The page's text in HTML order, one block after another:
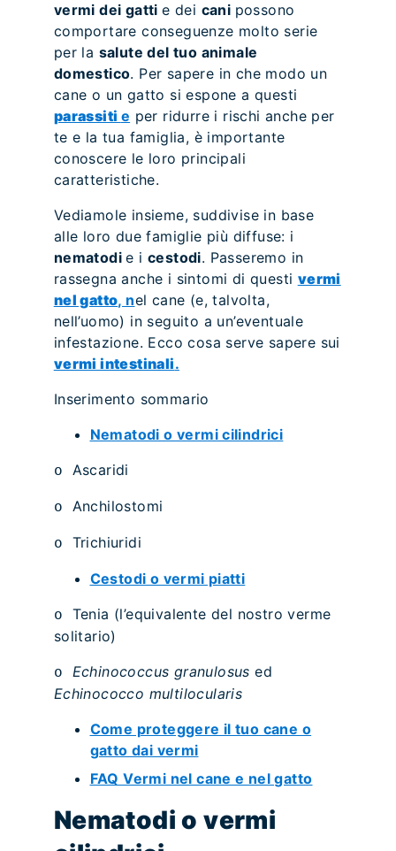
vermi dei gattie dei cani possono
comportare conseguenze molto serie
per la salute del tuo animale
domestico. Per sapere in che modo un
cane o un gatto si espone a questi
parassiti e per ridurre i rischi anche per
te e la tua famiglia, è importante
conoscere le loro principali
caratteristiche.
Vediamole insieme, suddivise in base
alle loro due famiglie più diffuse: i
nematodie i cestodi. Passeremo in
rassegna anche i sintomi di questi vermi
nel gatto, nel cane (e, talvolta,
nell’uomo) in seguito a un’eventuale
infestazione. Ecco cosa serve sapere sui
vermi intestinali.
Inserimento sommario
Nematodi o vermi cilindrici
o Ascaridi
o Anchilostomi
o Trichiuridi
Cestodi o vermi piatti
o Tenia (l’equivalente del nostro verme
solitario)
o Echinococcus granulosused
Echinococco multilocularis
Come proteggere il tuo cane o
gatto dai vermi
FAQ Vermi nel cane e nel gatto
Nematodi o vermi